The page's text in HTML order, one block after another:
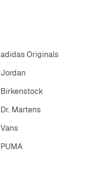
adidas Originals
Jordan
Birkenstock
Dr. Martens
Vans
PUMA